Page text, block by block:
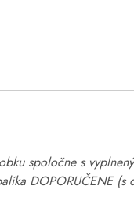
spoločne s
DOPORUČENE